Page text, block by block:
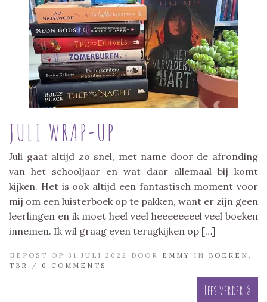
JULI WRAP-UP
Juli gaat altijd zo snel, met name door de afronding
van het schooljaar en wat daar allemaal bij komt
kijken. Het is ook altijd een fantastisch moment voor
mij om een luisterboek op te pakken, want er zijn geen
leerlingen en ik moet heel veel heeeeeeeel veel boeken
innemen. Ik wil graag even terugkijken op […]
GEPOST OP 31 JULI 2022 DOOR EMMY IN BOEKEN
TBR
/ 0 COMMENTS
Lees verder »